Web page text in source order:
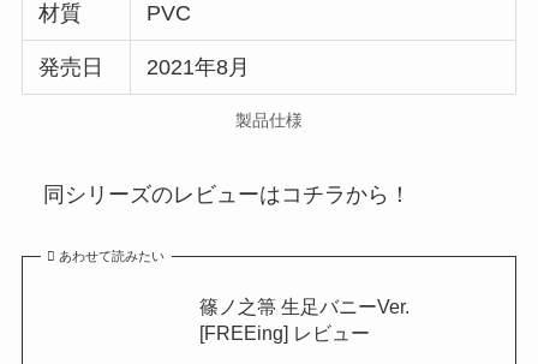
材質 PVC
発売日 2021年8月
製品仕様
同シリーズのレビューはコチラから！
あわせて読みたい
篠ノ之箒 生足バニーVer.
[FREEing] レビュー